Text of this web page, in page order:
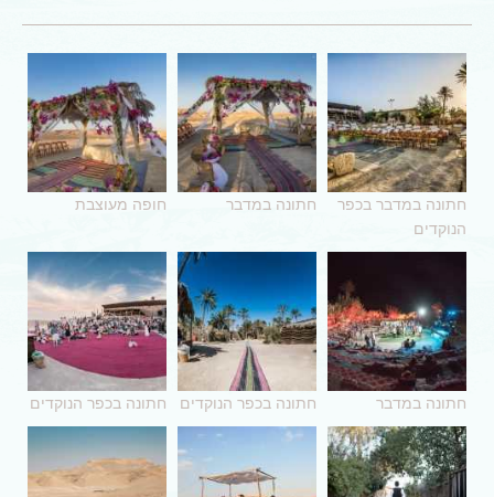
חתונה במדבר בכפר
הנוקדים
חתונה במדבר חופה מעוצבת
חתונה במדבר חתונה בכפר הנוקדים חתונה בכפר הנוקדים